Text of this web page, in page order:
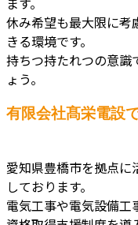
休み希望も最大限に考
きる環境です。
持ちつ持たれつの意識
ょう。
有限会社髙栄電設
愛知県豊橋市を拠点
しております。
電気工事や電気設備工